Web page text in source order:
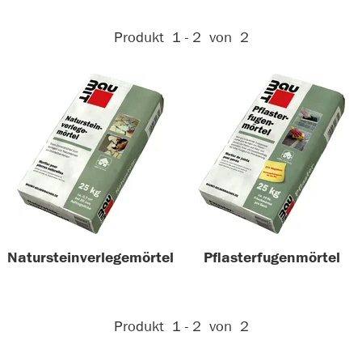
Aktive Filter:
Produkt 1 - 2 von 2
Natursteinverlegemörtel Pflasterfugenmörtel
Aktive Filter:
Produkt 1 - 2 von 2